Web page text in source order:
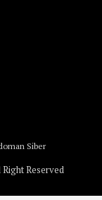
Siber
Reserved